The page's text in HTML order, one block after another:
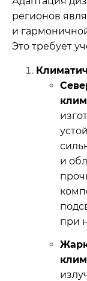
регионов
и
Это требует
и
при